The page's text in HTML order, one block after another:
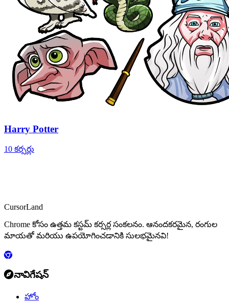
Harry Potter
10 కర్సర్లు
CursorLand
Chrome కోసం ఉత్తమ కస్టమ్ కర్సర్ల సంకలనం. ఆనందకరమైన, రంగుల
మాయతో మరియు ఉపయోగించడానికి సులభమైనవి!
నావిగేషన్
హోం